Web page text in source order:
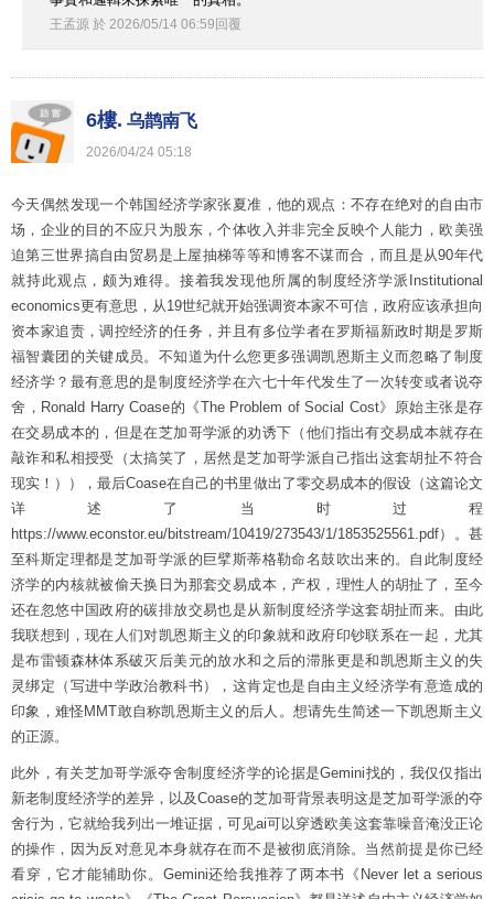
王孟源 於 2026/05/14 06:59回覆
6樓. 乌鹊南飞
2026/04/24 05:18
今天偶然发现一个韩国经济学家张夏准，他的观点：不存在绝对的自由市
场，企业的目的不应只为股东，个体收入并非完全反映个人能力，欧美强
迫第三世界搞自由贸易是上屋抽梯等等和博客不谋而合，而且是从90年代
就持此观点，颇为难得。接着我发现他所属的制度经济学派Institutional
economics更有意思，从19世纪就开始强调资本家不可信，政府应该承担向
资本家追责，调控经济的任务，并且有多位学者在罗斯福新政时期是罗斯
福智囊团的关键成员。不知道为什么您更多强调凯恩斯主义而忽略了制度
经济学？最有意思的是制度经济学在六七十年代发生了一次转变或者说夺
舍，Ronald Harry Coase的《The Problem of Social Cost》原始主张是存
在交易成本的，但是在芝加哥学派的劝诱下（他们指出有交易成本就存在
敲诈和私相授受（太搞笑了，居然是芝加哥学派自己指出这套胡扯不符合
现实！）），最后Coase在自己的书里做出了零交易成本的假设（这篇论文
详述了当时过程
https://www.econstor.eu/bitstream/10419/273543/1/1853525561.pdf）。甚
至科斯定理都是芝加哥学派的巨擘斯蒂格勒命名鼓吹出来的。自此制度经
济学的内核就被偷天换日为那套交易成本，产权，理性人的胡扯了，至今
还在忽悠中国政府的碳排放交易也是从新制度经济学这套胡扯而来。由此
我联想到，现在人们对凯恩斯主义的印象就和政府印钞联系在一起，尤其
是布雷顿森林体系破灭后美元的放水和之后的滞胀更是和凯恩斯主义的失
灵绑定（写进中学政治教科书），这肯定也是自由主义经济学有意造成的
印象，难怪MMT敢自称凯恩斯主义的后人。想请先生简述一下凯恩斯主义
的正源。
此外，有关芝加哥学派夺舍制度经济学的论据是Gemini找的，我仅仅指出
新老制度经济学的差异，以及Coase的芝加哥背景表明这是芝加哥学派的夺
舍行为，它就给我列出一堆证据，可见ai可以穿透欧美这套靠噪音淹没正论
的操作，因为反对意见本身就存在而不是被彻底消除。当然前提是你已经
看穿，它才能辅助你。Gemini还给我推荐了两本书《Never let a serious